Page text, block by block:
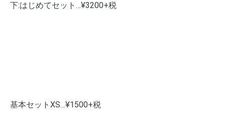
下:はじめてセット…¥3200+税
基本セットXS…¥1500+税